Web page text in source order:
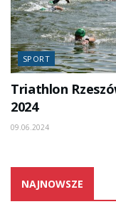
SPORT
Triathlon
2024
09.06.2024
NAJNOWSZE